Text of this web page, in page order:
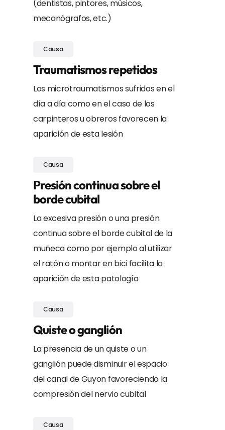
(dentistas, pintores, músicos,
mecanógrafos, etc.)
Causa
Traumatismos repetidos
Los microtraumatismos sufridos en el
día a día como en el caso de los
carpinteros u obreros favorecen la
aparición de esta lesión
Causa
Presión continua sobre el
borde cubital
La excesiva presión o una presión
continua sobre el borde cubital de la
muñeca como por ejemplo al utilizar
el ratón o montar en bici facilita la
aparición de esta patología
Causa
Quiste o ganglión
La presencia de un quiste o un
ganglión puede disminuir el espacio
del canal de Guyon favoreciendo la
compresión del nervio cubital
Causa